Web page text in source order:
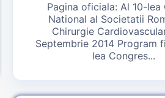
Pagina oficiala: Al 10-lea
National al Societatii
Chirurgie
Septembrie 2014 Program
lea Congres...